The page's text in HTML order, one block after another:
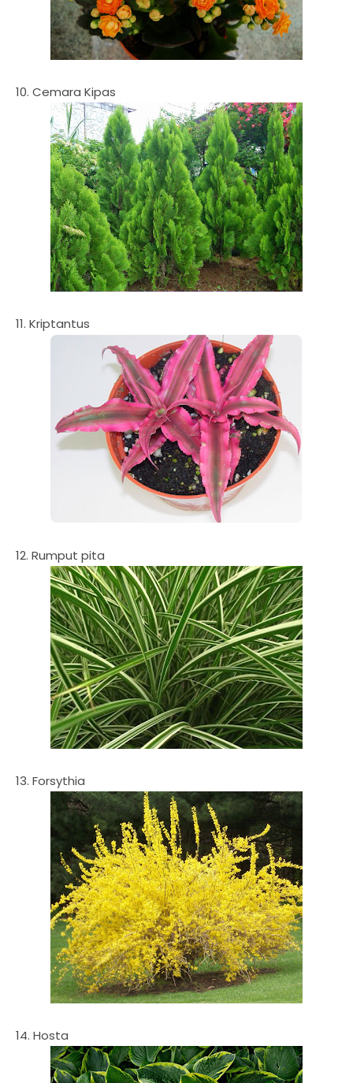
10. Cemara Kipas
11. Kriptantus
12. Rumput pita
13. Forsythia
14. Hosta